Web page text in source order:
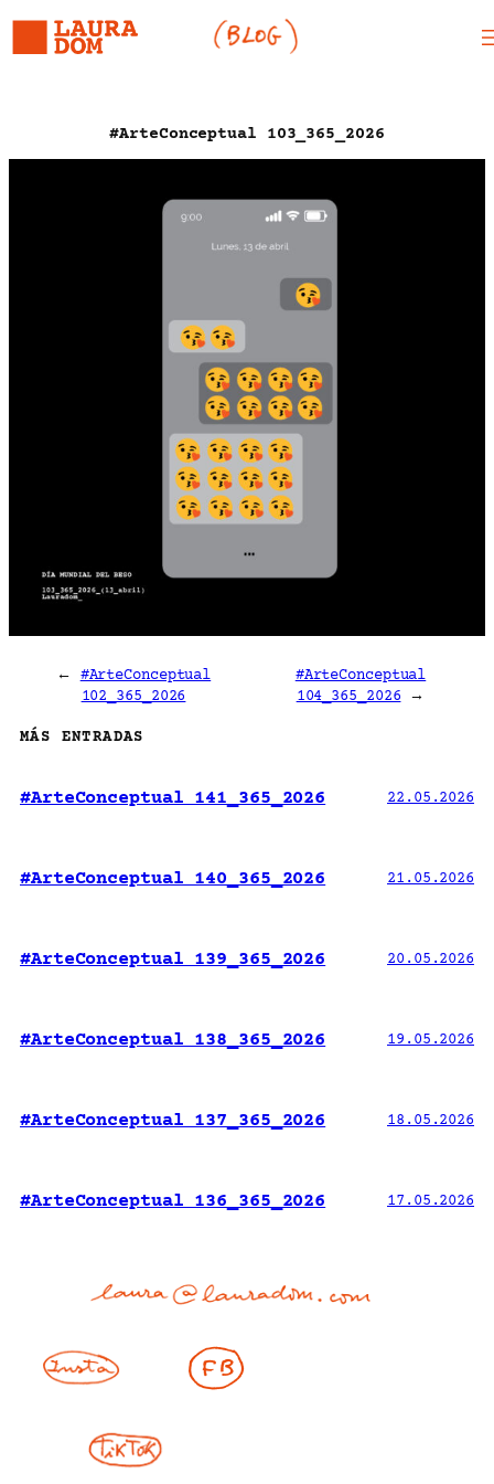
Saltar
contenido
#ArteConceptual 103_365_2026
←
#ArteConceptual
102_365_2026
#ArteConceptual
104_365_2026
→
MÁS ENTRADAS
#ArteConceptual 141_365_2026 22.05.2026
#ArteConceptual 140_365_2026 21.05.2026
#ArteConceptual 139_365_2026 20.05.2026
#ArteConceptual 138_365_2026 19.05.2026
#ArteConceptual 137_365_2026 18.05.2026
#ArteConceptual 136_365_2026 17.05.2026